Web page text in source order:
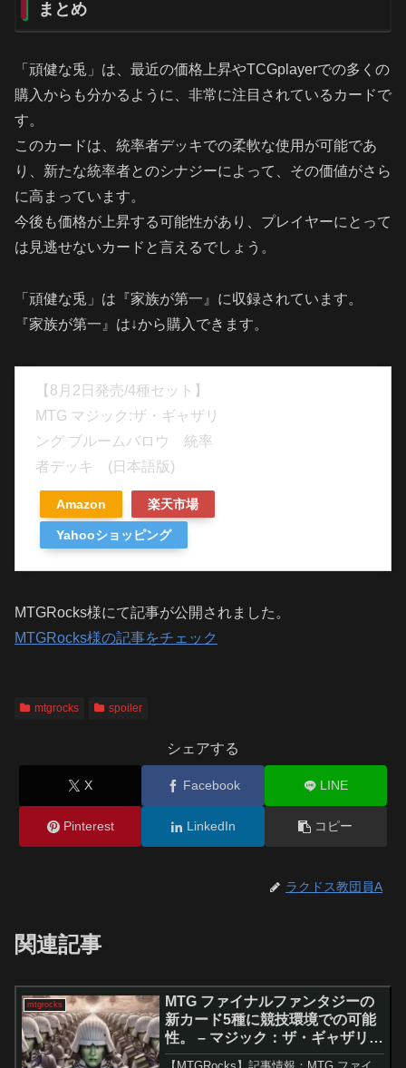
まとめ
「頑健な兎」は、最近の価格上昇やTCGplayerでの多くの
購入からも分かるように、非常に注目されているカードで
す。
このカードは、統率者デッキでの柔軟な使用が可能であ
り、新たな統率者とのシナジーによって、その価値がさら
に高まっています。
今後も価格が上昇する可能性があり、プレイヤーにとって
は見逃せないカードと言えるでしょう。
「頑健な兎」は『家族が第一』に収録されています。
『家族が第一』は↓から購入できます。
【8月2日発売/4種セット】
MTG マジック:ザ・ギャザリ
ング ブルームバロウ 統率
者デッキ (日本語版)
Amazon 楽天市場
Yahooショッピング
MTGRocks様にて記事が公開されました。
MTGRocks様の記事をチェック
mtgrocks spoiler
シェアする
X Facebook LINE
Pinterest LinkedIn コピー
ラクドス教団員A
関連記事
mtgrocks
MTG ファイナルファンタジーの
新カード5種に競技環境での可能
性。 – マジック：ザ・ギャザリン
グ